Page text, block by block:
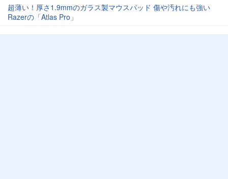
超薄い！厚さ1.9mmのガラス製マウスパッド 傷や汚れにも強い
Razerの「Atlas Pro」